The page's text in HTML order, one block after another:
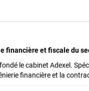
financière et fiscale du
le cabinet Adexel.
financière et la